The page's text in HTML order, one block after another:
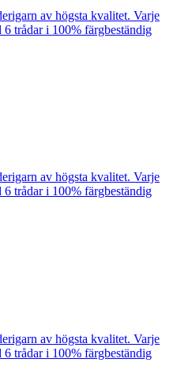
av högsta kvalitet. Varje
trådar i 100% färgbeständig
av högsta kvalitet. Varje
trådar i 100% färgbeständig
av högsta kvalitet. Varje
trådar i 100% färgbeständig